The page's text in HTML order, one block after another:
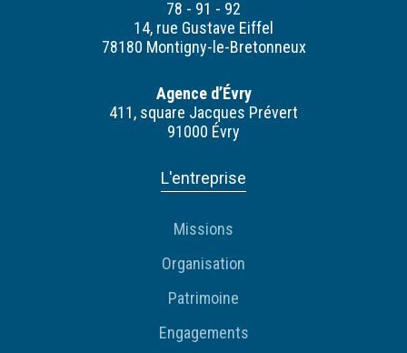
78 - 91 - 92
14, rue Gustave Eiffel
78180 Montigny-le-Bretonneux
Agence d’Évry
411, square Jacques Prévert
91000 Évry
L'entreprise
Missions
Organisation
Patrimoine
Engagements